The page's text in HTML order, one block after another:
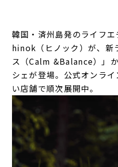
韓国・済州島発のライフエ
hinok（ヒノック）が、新
ス（Calm &Balance）」
シェが登場。公式オンラ
い店舗で順次展開中。